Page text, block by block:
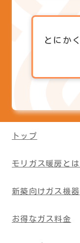
とにか
トップ
モリガス暖房とは
新築向けガス機器
お得なガス料金